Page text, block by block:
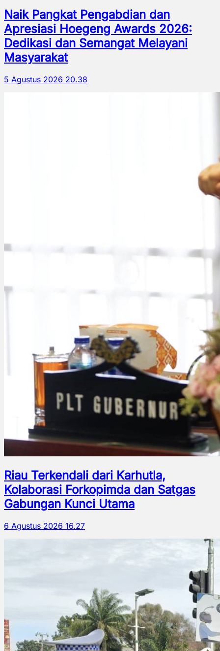
Naik Pangkat Pengabdian dan
Apresiasi Hoegeng Awards 2026:
Dedikasi dan Semangat Melayani
Masyarakat
5 Agustus 2026 20.38
Riau Terkendali dari Karhutla,
Kolaborasi Forkopimda dan Satgas
Gabungan Kunci Utama
6 Agustus 2026 16.27